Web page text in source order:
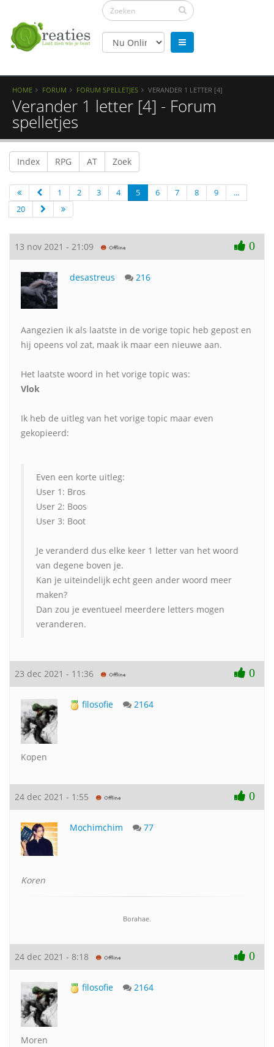
HOME FORUM FORUM SPELLETJES VERANDER 1 LETTER [4]
Verander 1 letter [4] - Forum
spelletjes
Index RPG AT Zoek
1 2 3 4 5 6 7 8 9
...
20
13 nov 2021 - 21:09 0
desastreus 216
Aangezien ik als laatste in de vorige topic heb gepost en
hij opeens vol zat, maak ik maar een nieuwe aan.
Het laatste woord in het vorige topic was:
Vlok
Ik heb de uitleg van het vorige topic maar even
gekopieerd:
Even een korte uitleg:
User 1: Bros
User 2: Boos
User 3: Boot
Je veranderd dus elke keer 1 letter van het woord
van degene boven je.
Kan je uiteindelijk echt geen ander woord meer
maken?
Dan zou je eventueel meerdere letters mogen
veranderen.
23 dec 2021 - 11:36 0
filosofie 2164
Kopen
24 dec 2021 - 1:55 0
Mochimchim 77
Koren
Borahae.
24 dec 2021 - 8:18 0
filosofie 2164
Moren